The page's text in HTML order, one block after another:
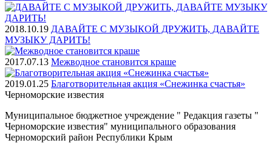
2018.10.19 ДАВАЙТЕ С МУЗЫКОЙ ДРУЖИТЬ, ДАВАЙТЕ
МУЗЫКУ ДАРИТЬ!
2017.07.13 Межводное становится краше
2019.01.25 Благотворительная акция «Снежинка счастья»
Черноморские известия
Муниципальное бюджетное учреждение " Редакция газеты "
Черноморские известия" муниципального образования
Черноморский район Республики Крым